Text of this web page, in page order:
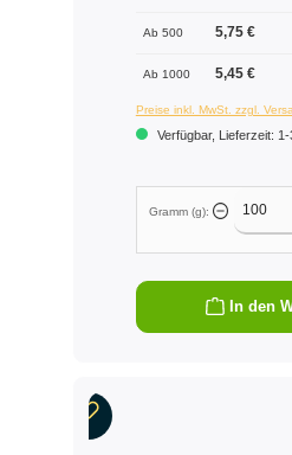
Ab 500 5,75 €
Ab 1000 5,45 €
Preise inkl. MwSt. zzgl.
Verfügbar, Lieferzeit:
Gramm (g):
In den